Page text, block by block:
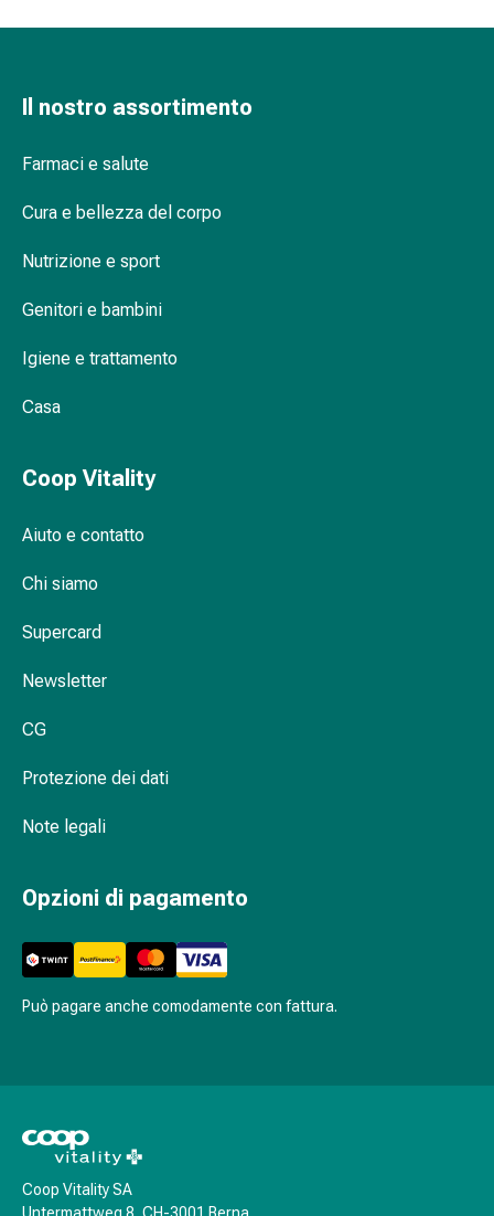
combinate
e
Profilassi
carie
secca
(xerostomia)
cavo
della
Trattamento
capelli
Problemi
Cura
bellezza
corpo
degli
Scrub
Il nostro assortimento
Farmaci e salute
Cura e bellezza del corpo
Nutrizione e sport
Genitori e bambini
Igiene e trattamento
Casa
Coop Vitality
Aiuto e contatto
Chi siamo
Supercard
Newsletter
CG
Protezione dei dati
Note legali
Opzioni di pagamento
Può pagare anche comodamente con fattura.
Coop Vitality SA